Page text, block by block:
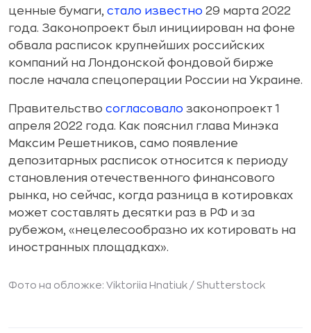
ценные бумаги, стало известно 29 марта 2022
года. Законопроект был инициирован на фоне
обвала расписок крупнейших российских
компаний на Лондонской фондовой бирже
после начала спецоперации России на Украине.
Правительство согласовало законопроект 1
апреля 2022 года. Как пояснил глава Минэка
Максим Решетников, само появление
депозитарных расписок относится к периоду
становления отечественного финансового
рынка, но сейчас, когда разница в котировках
может составлять десятки раз в РФ и за
рубежом, «нецелесообразно их котировать на
иностранных площадках».
Фото на обложке: Viktoriia Hnatiuk / Shutterstock